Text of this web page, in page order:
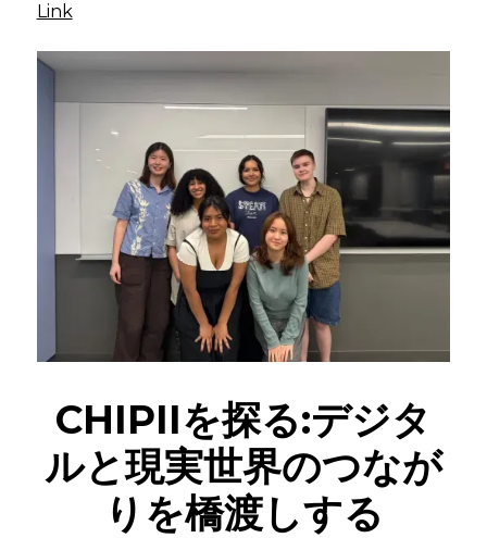
Link
CHIPIIを探る:デジタ
ルと現実世界のつなが
りを橋渡しする